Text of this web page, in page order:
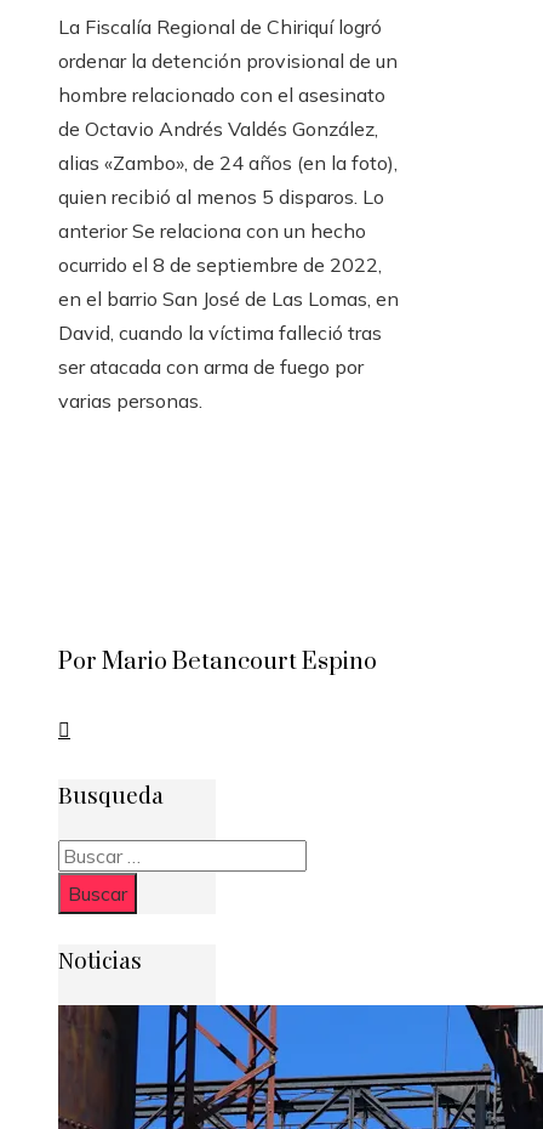
La Fiscalía Regional de Chiriquí logró
ordenar la detención provisional de un
hombre relacionado con el asesinato
de Octavio Andrés Valdés González,
alias «Zambo», de 24 años (en la foto),
quien recibió al menos 5 disparos. Lo
anterior Se relaciona con un hecho
ocurrido el 8 de septiembre de 2022,
en el barrio San José de Las Lomas, en
David, cuando la víctima falleció tras
ser atacada con arma de fuego por
varias personas.
Por Mario Betancourt Espino
Busqueda
Buscar:
Noticias